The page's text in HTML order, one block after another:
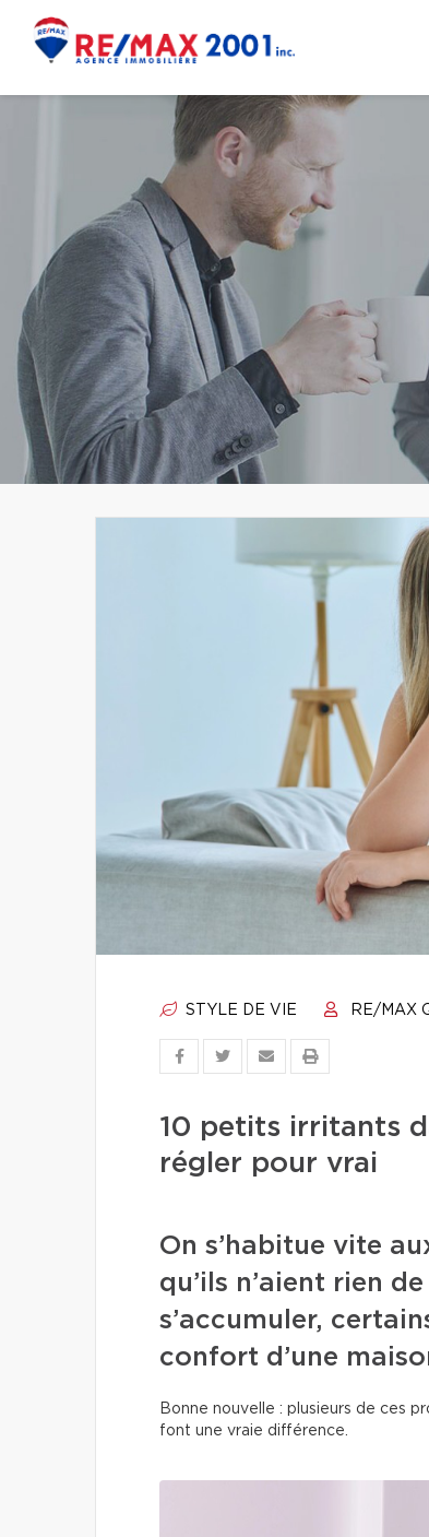
STYLE DE VIE RE/MAX
10 petits irritants
régler pour vrai
On s’habitue vite
qu’ils n’aient rien
s’accumuler,
confort d’une
Bonne nouvelle : plusieurs de ces
font une vraie différence.